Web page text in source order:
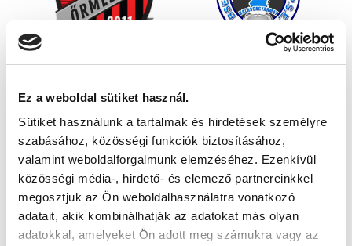
Ez a weboldal sütiket használ.
Sütiket használunk a tartalmak és hirdetések személyre
szabásához, közösségi funkciók biztosításához,
valamint weboldalforgalmunk elemzéséhez. Ezenkívül
közösségi média-, hirdető- és elemező partnereinkkel
megosztjuk az Ön weboldalhasználatra vonatkozó
adatait, akik kombinálhatják az adatokat más olyan
adatokkal, amelyeket Ön adott meg számukra vagy az